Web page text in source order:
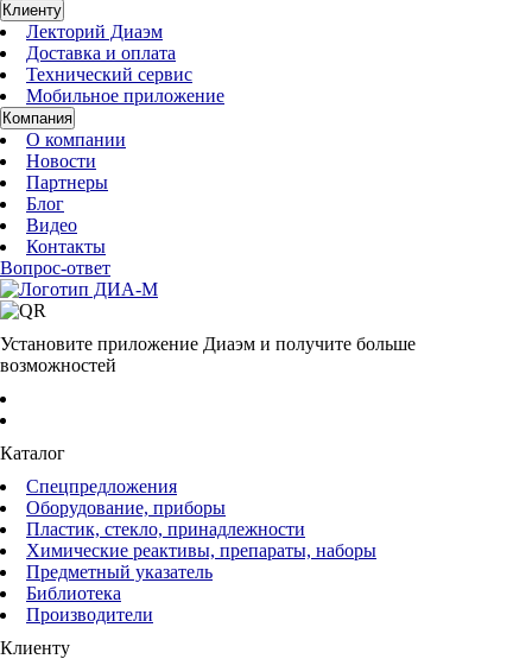
Клиенту
Лекторий Диаэм
Доставка и оплата
Технический сервис
Мобильное приложение
Компания
О компании
Новости
Партнеры
Блог
Видео
Контакты
Вопрос-ответ
Установите приложение Диаэм и получите больше
возможностей
Каталог
Спецпредложения
Оборудование, приборы
Пластик, стекло, принадлежности
Химические реактивы, препараты, наборы
Предметный указатель
Библиотека
Производители
Клиенту